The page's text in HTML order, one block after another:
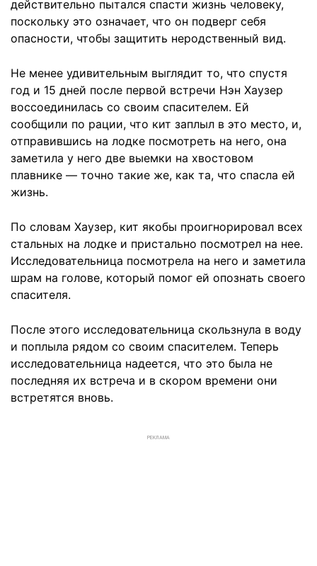
действительно пытался спасти жизнь человеку,
поскольку это означает, что он подверг себя
опасности, чтобы защитить неродственный вид.
Не менее удивительным выглядит то, что спустя
год и 15 дней после первой встречи Нэн Хаузер
воссоединилась со своим спасителем. Ей
сообщили по рации, что кит заплыл в это место, и,
отправившись на лодке посмотреть на него, она
заметила у него две выемки на хвостовом
плавнике — точно такие же, как та, что спасла ей
жизнь.
По словам Хаузер, кит якобы проигнорировал всех
стальных на лодке и пристально посмотрел на нее.
Исследовательница посмотрела на него и заметила
шрам на голове, который помог ей опознать своего
спасителя.
После этого исследовательница скользнула в воду
и поплыла рядом со своим спасителем. Теперь
исследовательница надеется, что это была не
последняя их встреча и в скором времени они
встретятся вновь.
РЕКЛАМА